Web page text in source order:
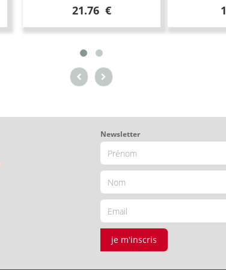
21.76 €
Newsletter
je m'inscris